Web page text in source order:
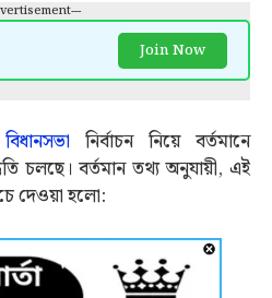
Join Now
বিধানসভা নির্বাচন নিয়ে বর্তমানে
চলছে। বর্তমান তথ্য অনুযায়ী, এই
দেওয়া হলো: